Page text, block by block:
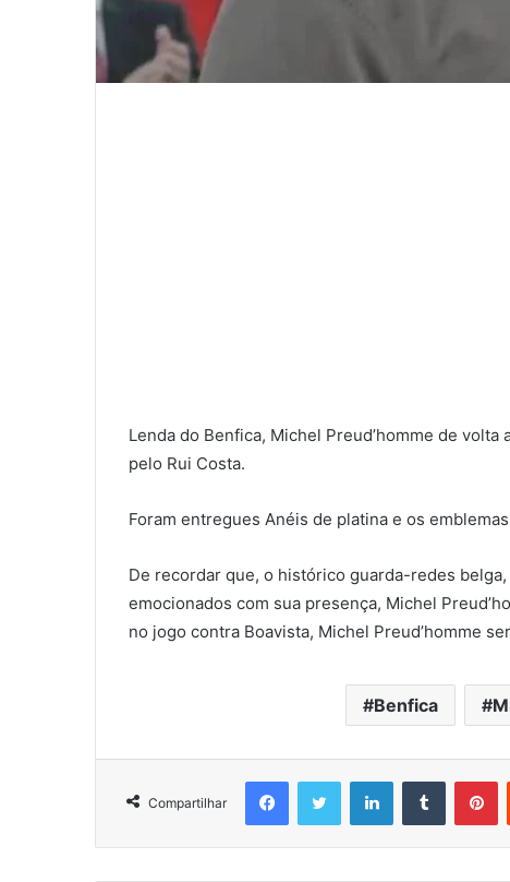
Lenda do Benfica, Michel Preud’homme de
pelo Rui Costa.
Foram entregues Anéis de platina e os
De recordar que, o histórico guarda-redes
emocionados com sua presença, Michel
no jogo contra Boavista, Michel Preud’homme
Benfica
Compartilhar
FacebookTwitter LinkedinTumblr